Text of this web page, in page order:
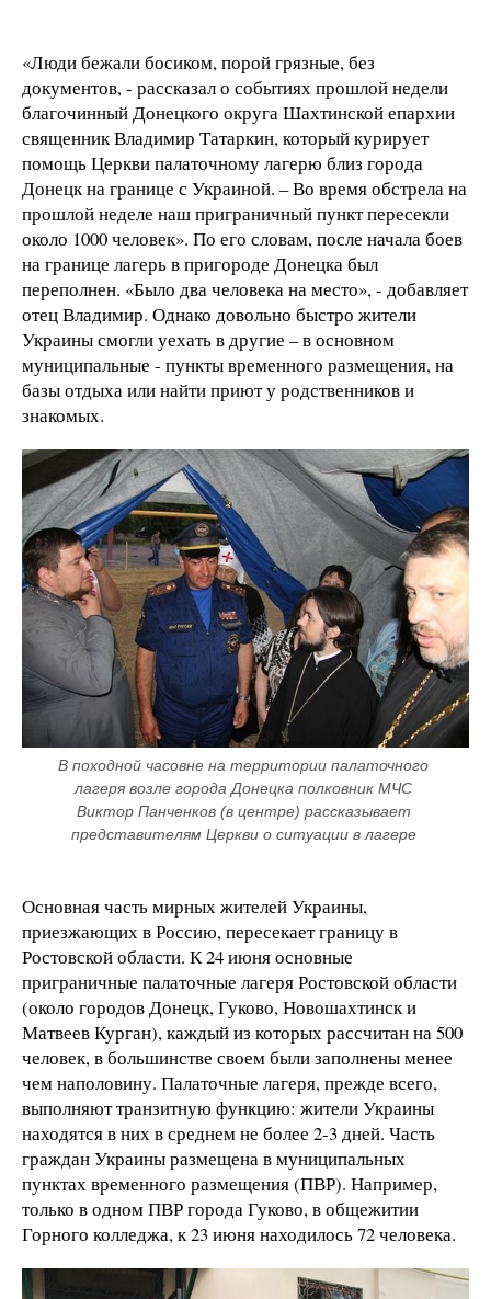
«Люди бежали босиком, порой грязные, без
документов, - рассказал о событиях прошлой недели
благочинный Донецкого округа Шахтинской епархии
священник Владимир Татаркин, который курирует
помощь Церкви палаточному лагерю близ города
Донецк на границе с Украиной. – Во время обстрела на
прошлой неделе наш приграничный пункт пересекли
около 1000 человек». По его словам, после начала боев
на границе лагерь в пригороде Донецка был
переполнен. «Было два человека на место», - добавляет
отец Владимир. Однако довольно быстро жители
Украины смогли уехать в другие – в основном
муниципальные - пункты временного размещения, на
базы отдыха или найти приют у родственников и
знакомых.
В походной часовне на территории палаточного
лагеря возле города Донецка полковник МЧС
Виктор Панченков (в центре) рассказывает
представителям Церкви о ситуации в лагере
Основная часть мирных жителей Украины,
приезжающих в Россию, пересекает границу в
Ростовской области. К 24 июня основные
приграничные палаточные лагеря Ростовской области
(около городов Донецк, Гуково, Новошахтинск и
Матвеев Курган), каждый из которых рассчитан на 500
человек, в большинстве своем были заполнены менее
чем наполовину. Палаточные лагеря, прежде всего,
выполняют транзитную функцию: жители Украины
находятся в них в среднем не более 2-3 дней. Часть
граждан Украины размещена в муниципальных
пунктах временного размещения (ПВР). Например,
только в одном ПВР города Гуково, в общежитии
Горного колледжа, к 23 июня находилось 72 человека.